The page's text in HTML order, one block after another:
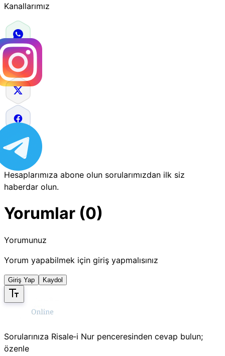
Kanallarımız
Hesaplarımıza abone olun sorularımızdan ilk siz
haberdar olun.
Yorumlar (0)
Yorumunuz
Yorum yapabilmek için giriş yapmalısınız
Giriş Yap Kaydol
Sorularınıza Risale‑i Nur penceresinden cevap bulun;
özenle